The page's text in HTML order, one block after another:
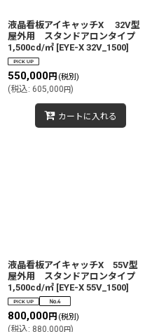
液晶看板アイキャッチX 32V型
屋外用 スタンドアロンタイプ
1,500cd/㎡ [EYE-X 32V_1500]
550,000円 (税別)
(税込: 605,000円)
カートに入れる
液晶看板アイキャッチX 55V型
屋外用 スタンドアロンタイプ
1,500cd/㎡ [EYE-X 55V_1500]
800,000円 (税別)
(税込: 880,000円)